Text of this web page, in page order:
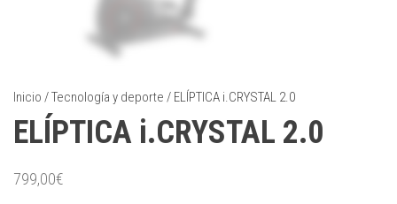
Inicio /Tecnología y deporte / ELÍPTICA i.CRYSTAL 2.0
ELÍPTICA i.CRYSTAL 2.0
799,00€